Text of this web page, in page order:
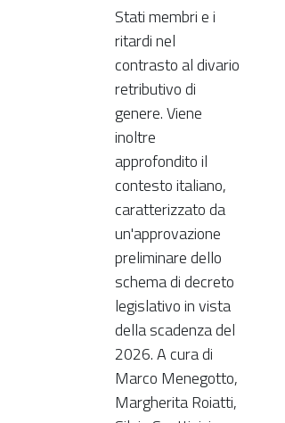
Stati membri e i
ritardi nel
contrasto al divario
retributivo di
genere. Viene
inoltre
approfondito il
contesto italiano,
caratterizzato da
un'approvazione
preliminare dello
schema di decreto
legislativo in vista
della scadenza del
2026. A cura di
Marco Menegotto,
Margherita Roiatti,